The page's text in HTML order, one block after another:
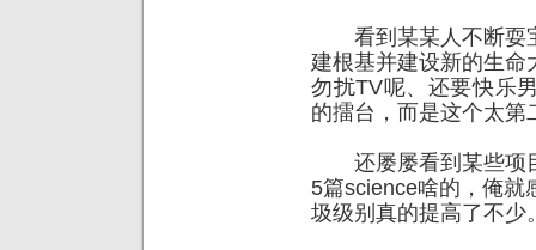
看到某某人不断耍
建根基并建设新的生命
勿扰TV呢、还要快乐
的擂台，而是这个太第
还屡屡看到某些项
5篇science啥的，俺就
圾级别真的提高了不少